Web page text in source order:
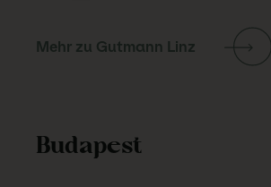
Mehr zu Gutmann Linz
Budapest